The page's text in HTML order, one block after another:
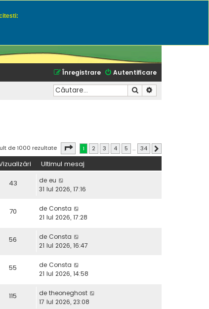
naturale
Autentificare
Înregistrare
Căutare
de 1000 rezultate Pagina1 din 34
1 2 3 4 5 … 34
Ultimul mesaj
43 de eu
31 Iul 2026, 17:16
70 de Consta
21 Iul 2026, 17:28
56 de Consta
21 Iul 2026, 16:47
55 de Consta
21 Iul 2026, 14:58
115 de theoneghost
17 Iul 2026, 23:08